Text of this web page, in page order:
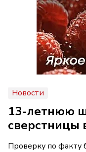
Новости
13-летнюю
сверстницы
Проверку по факту